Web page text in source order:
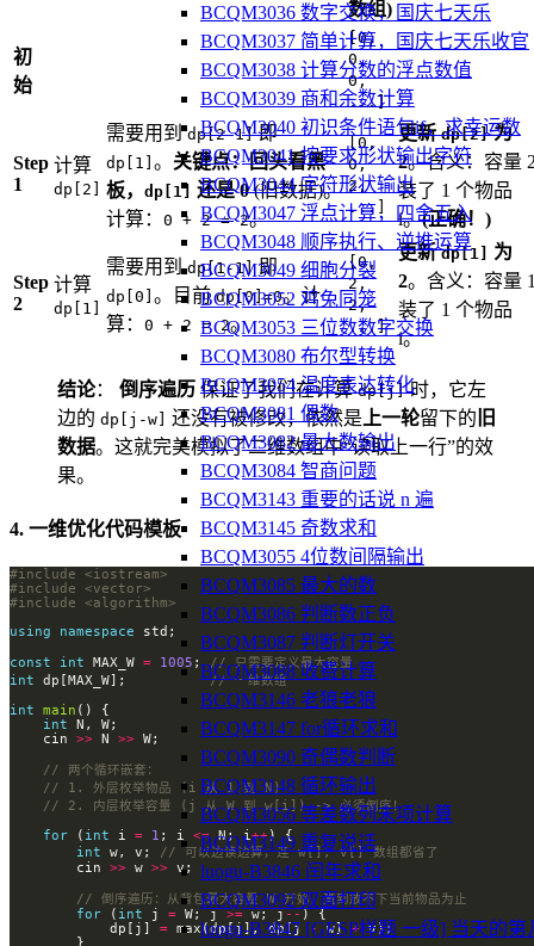
BCQM3036 数字交换，国庆七天乐
BCQM3037 简单计算，国庆七天乐收官
BCQM3038 计算分数的浮点数值
BCQM3039 商和余数计算
BCQM3040 初识条件语句if，求幸运数
BCQM3041 按要求形状输出字符
BCQM3044 字符形状输出
BCQM3047 浮点计算，四舍五入
BCQM3048 顺序执行、逆推运算
BCQM3049 细胞分裂
BCQM3052 鸡兔同笼
BCQM3053 三位数数字交换
BCQM3080 布尔型转换
BCQM3054 温度表达转化
BCQM3081 偶数
BCQM3082 最大数输出
BCQM3084 智商问题
BCQM3143 重要的话说 n 遍
BCQM3145 奇数求和
BCQM3055 4位数间隔输出
BCQM3085 最大的数
BCQM3086 判断数正负
BCQM3087 判断灯开关
BCQM3088 收费计算
BCQM3146 老狼老狼
BCQM3147 for循环求和
BCQM3090 奇偶数判断
BCQM3148 循环输出
BCQM3056 等差数列末项计算
BCQM3149 重复说话
luogu-B3846 闰年求和
BCQM3092 双面打印
luogu-B3847 [GESP样题 一级] 当天的第
数组)
初
始
[0,
0,
0,
...]
Step
1
计算
dp[2]
需要用到dp[2-1]即
dp[1] 。 关键点：回头看黑
板， dp[1] 还是 0(旧数据)。
计算： 0 + 2 = 2。
[0,
0,
2,
...]
更新dp[2]为
2。含义：容量
装了 1 个物品
i。(正确！)
Step
2
计算
dp[1]
需要用到dp[1-1]即
dp[0] 。目前dp[0]=0。计
算： 0 + 2 = 2。
[0,
2,
2,
...]
更新dp[1] 为
2。含义：容量
装了 1 个物品
i。
结论： 倒序遍历 保证了我们在计算dp[j]时，它左
边的 dp[j-w] 还没有被修改，依然是 上一轮留下的 旧
数据。这就完美模拟了二维数组中“读取上一行”的效
果。
4. 一维优化代码模板
#include
<iostream>
#include
<vector>
#include
<algorithm>
using
namespace
const int MAX_W = 1005 ;
int dp[MAX_W];
int main
int
    cin
>> N >>
for ( int i = 1 ; i <= N; i ++
int w, v;
        cin
>> w >>
for ( int j = W; j >= w; j --
            dp[j]
= max(dp[j], dp[j - w] +